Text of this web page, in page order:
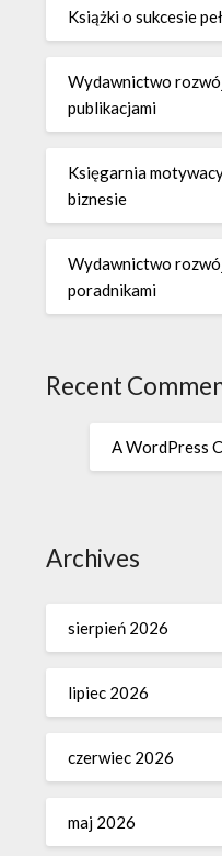
Książki o sukcesie
Wydawnictwo
publikacjami
Księgarnia
biznesie
Wydawnictwo
poradnikami
Recent
A WordPress
Archives
sierpień 2026
lipiec 2026
czerwiec 2026
maj 2026